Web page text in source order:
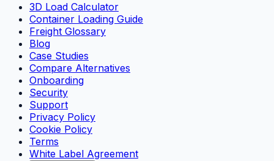
3D Load Calculator
Container Loading Guide
Freight Glossary
Blog
Case Studies
Compare Alternatives
Onboarding
Security
Support
Privacy Policy
Cookie Policy
Terms
White Label Agreement